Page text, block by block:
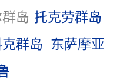
岛 托克劳群岛
群岛 东萨摩亚